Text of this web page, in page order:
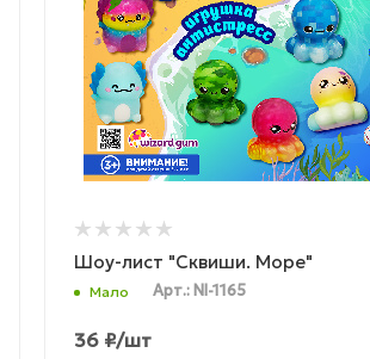
Шоу-лист "Сквиши. Море"
Мало Арт.: NI-1165
36 ₽/шт